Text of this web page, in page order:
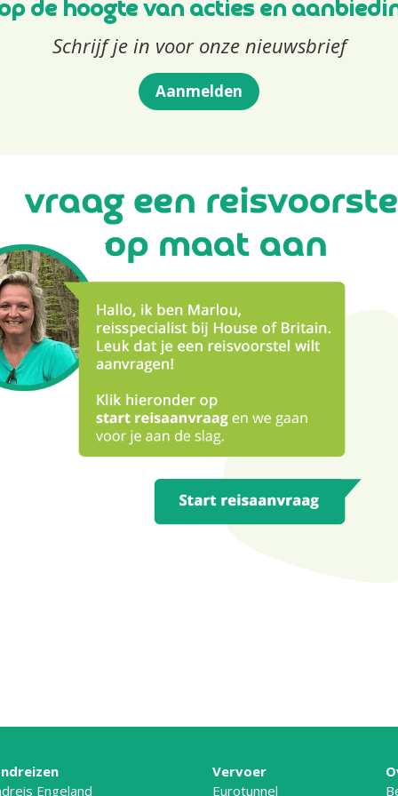
de hoogte van acties en
Schrijf je in voor onze nieuwsbrief
Aanmelden
Engeland
Vervoer
Eurotunnel